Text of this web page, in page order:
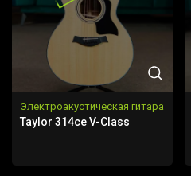
Электроакустическая гитара
Taylor 314ce V-Class